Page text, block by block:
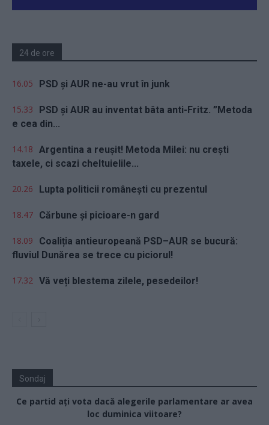
24 de ore
16.05 PSD și AUR ne-au vrut în junk
15.33
PSD și AUR au inventat bâta anti-Fritz. ”Metoda
e cea din...
14.18 Argentina a reușit! Metoda Milei: nu crești
taxele, ci scazi cheltuielile...
20.26 Lupta politicii românești cu prezentul
18.47 Cărbune și picioare-n gard
18.09
Coaliția antieuropeană PSD–AUR se bucură:
fluviul Dunărea se trece cu piciorul!
17.32 Vă veți blestema zilele, pesedeilor!
Sondaj
Ce partid ați vota dacă alegerile parlamentare ar avea
loc duminica viitoare?